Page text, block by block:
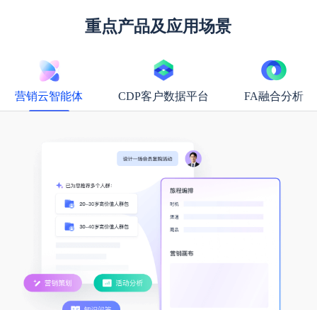
重点产品及应用场景
营销云智能体 CDP客户数据平台 FA融合分析